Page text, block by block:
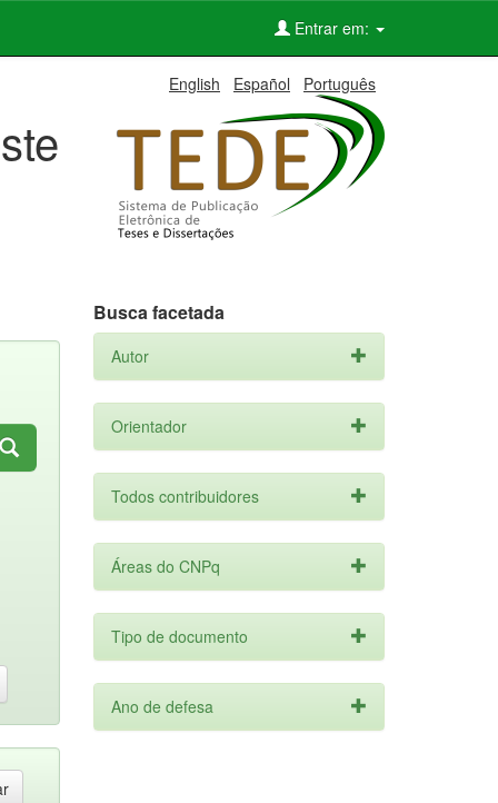
Entrar em:
English Español Português
Busca facetada
Autor
Orientador
Todos contribuidores
Áreas do CNPq
Tipo de documento
Ano de defesa